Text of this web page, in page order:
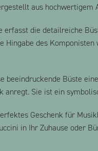
aus
die detailreiche
Hingabe des
beeindruckende Büste
anregt. Sie ist ein
Geschenk für
in Ihr Zuhause oder